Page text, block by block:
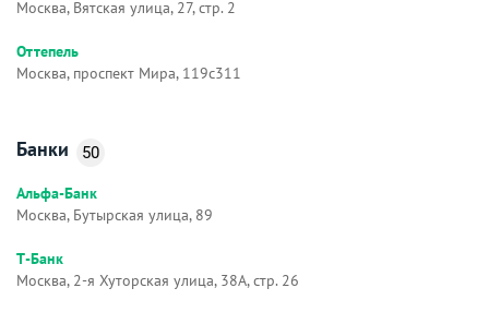
Москва, Вятская улица, 27, стр. 2
Оттепель
Москва, проспект Мира, 119с311
Банки 50
Альфа-Банк
Москва, Бутырская улица, 89
Т-Банк
Москва, 2-я Хуторская улица, 38А, стр. 26